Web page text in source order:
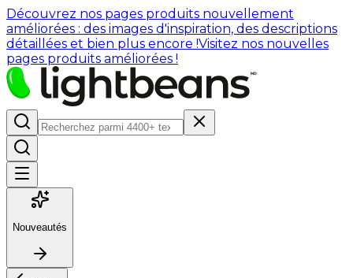
Découvrez nos pages produits nouvellement
améliorées : des images d'inspiration, des descriptions
détaillées et bien plus encore !Visitez nos nouvelles
pages produits améliorées !
Nouveautés